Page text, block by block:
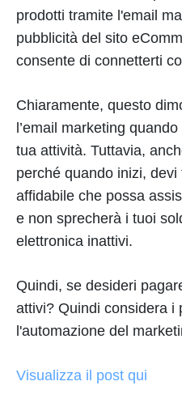
prodotti tramite l'email
pubblicità del sito
consente di connetterti
Chiaramente, questo
l’email marketing
tua attività. Tuttavia,
perché quando inizi,
affidabile che possa
e non sprecherà i tuoi
elettronica inattivi.
Quindi, se desideri
attivi? Quindi considera i
l'automazione del
Visualizza il post qui